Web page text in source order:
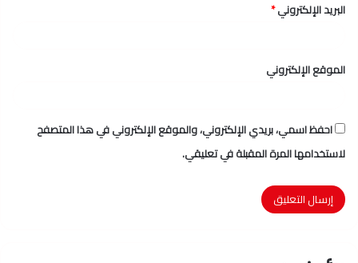
البريد الإلكتروني*
الموقع الإلكتروني
احفظ اسمي، بريدي الإلكتروني، والموقع الإلكتروني في هذا المتصفح
لاستخدامها المرة المقبلة في تعليقي.